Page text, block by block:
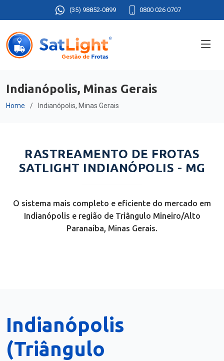
(35) 98852-0899 0800 026 0707
Indianópolis, Minas Gerais
Home Indianópolis, Minas Gerais
RASTREAMENTO DE FROTAS
SATLIGHT INDIANÓPOLIS - MG
O sistema mais completo e eficiente do mercado em
Indianópolis e região de Triângulo Mineiro/Alto
Paranaíba, Minas Gerais.
Indianópolis
(Triângulo